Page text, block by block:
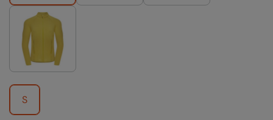
S